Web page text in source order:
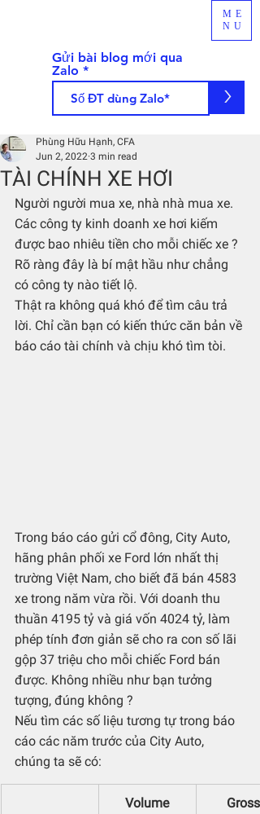
ME
NU
Gửi bài blog mới qua
Zalo
>
TÀI CHÍNH XE HƠI
Phùng Hữu Hạnh, CFA
Jun 2, 2022 3 min read
Người người mua xe, nhà nhà mua xe.
Các công ty kinh doanh xe hơi kiếm
được bao nhiêu tiền cho mỗi chiếc xe ?
Rõ ràng đây là bí mật hầu như chẳng
có công ty nào tiết lộ.
Thật ra không quá khó để tìm câu trả
lời. Chỉ cần bạn có kiến thức căn bản về
báo cáo tài chính và chịu khó tìm tòi.
Trong báo cáo gửi cổ đông, City Auto,
hãng phân phối xe Ford lớn nhất thị
trường Việt Nam, cho biết đã bán 4583
xe trong năm vừa rồi. Với doanh thu
thuần 4195 tỷ và giá vốn 4024 tỷ, làm
phép tính đơn giản sẽ cho ra con số lãi
gộp 37 triệu cho mỗi chiếc Ford bán
được. Không nhiều như bạn tưởng
tượng, đúng không ?
Nếu tìm các số liệu tương tự trong báo
cáo các năm trước của City Auto,
chúng ta sẽ có:
Volume
Gross